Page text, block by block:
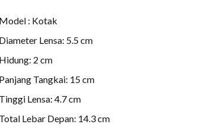
Model : Kotak
Diameter Lensa: 5.5 cm
Hidung: 2 cm
Panjang Tangkai: 15 cm
Tinggi Lensa: 4.7 cm
Total Lebar Depan: 14.3 cm